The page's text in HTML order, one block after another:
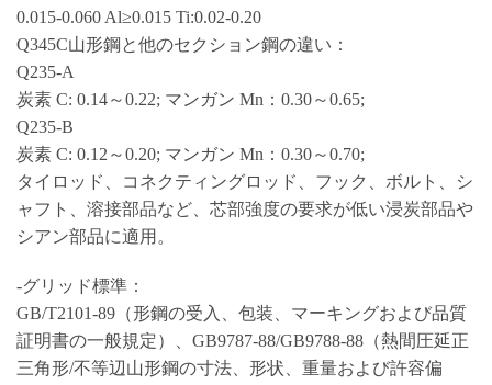
0.015-0.060 Al≥0.015 Ti:0.02-0.20
Q345C山形鋼と他のセクション鋼の違い：
Q235-A
炭素 C: 0.14～0.22; マンガン Mn：0.30～0.65;
Q235-B
炭素 C: 0.12～0.20; マンガン Mn：0.30～0.70;
タイロッド、コネクティングロッド、フック、ボルト、シ
ャフト、溶接部品など、芯部強度の要求が低い浸炭部品や
シアン部品に適用。
-グリッド標準：
GB/T2101-89（形鋼の受入、包装、マーキングおよび品質
証明書の一般規定）、GB9787-88/GB9788-88（熱間圧延正
三角形/不等辺山形鋼の寸法、形状、重量および許容偏